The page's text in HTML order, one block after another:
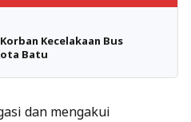
Kecelakaan Bus
Batu
dan mengakui